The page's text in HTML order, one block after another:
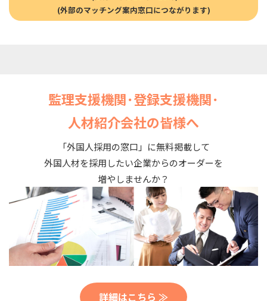
監理支援機関･登録支援機関･
人材紹介会社の皆様へ
「外国人採用の窓口」に無料掲載して
外国人材を採用したい企業からのオーダーを
増やしませんか？
詳細はこちら ≫